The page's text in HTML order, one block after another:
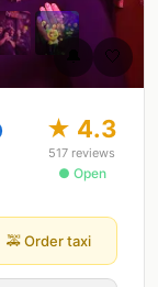
🤍
★ 4.3
517 reviews
● Open
🚕Order taxi